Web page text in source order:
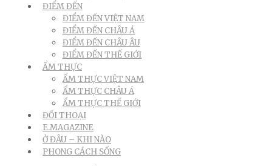
ĐIỂM ĐẾN
ĐIỂM ĐẾN VIỆT NAM
ĐIỂM ĐẾN CHÂU Á
ĐIỂM ĐẾN CHÂU ÂU
ĐIỂM ĐẾN THẾ GIỚI
ẨM THỰC
ẨM THỰC VIỆT NAM
ẨM THỰC CHÂU Á
ẨM THỰC THẾ GIỚI
ĐỐI THOẠI
E.MAGAZINE
Ở ĐÂU – KHI NÀO
PHONG CÁCH SỐNG